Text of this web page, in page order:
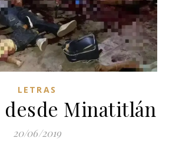
LETRAS
desde Minatitlán
20/06/2019